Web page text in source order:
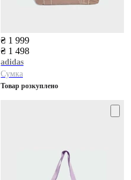
₴ 1 999
₴ 1 498
adidas
Сумка
Товар розкуплено